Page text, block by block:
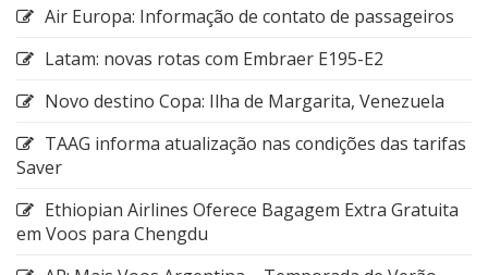
Air Europa: Informação de contato de passageiros
Latam: novas rotas com Embraer E195-E2
Novo destino Copa: Ilha de Margarita, Venezuela
TAAG informa atualização nas condições das tarifas
Saver
Ethiopian Airlines Oferece Bagagem Extra Gratuita
em Voos para Chengdu